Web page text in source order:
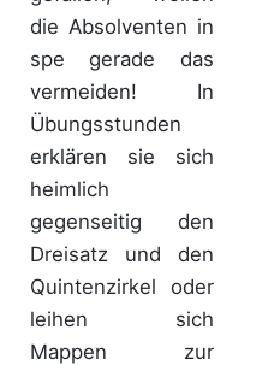
die Absolventen in
spe gerade das
vermeiden! In
Übungsstunden
erklären sie sich
heimlich
gegenseitig den
Dreisatz und den
Quintenzirkel oder
leihen sich
Mappen zur